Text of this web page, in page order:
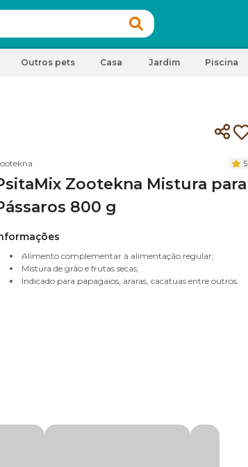
Outros pets Casa Jardim Piscina
5
Zootekna Mistura para
800 g
Alimento complementar à alimentação regular;
Mistura de grão e frutas secas;
Indicado para papagaios, araras, cacatuas entre outros.